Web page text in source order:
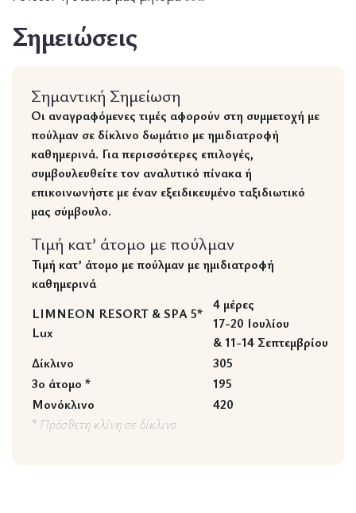
Σημειώσεις
Σημαντική Σημείωση
Οι αναγραφόμενες τιμές αφορούν στη συμμετοχή με
πούλμαν σε δίκλινο δωμάτιο με ημιδιατροφή
καθημερινά. Για περισσότερες επιλογές,
συμβουλευθείτε τον αναλυτικό πίνακα ή
επικοινωνήστε με έναν εξειδικευμένο ταξιδιωτικό
μας σύμβουλο.
Τιμή κατ’ άτομο με πούλμαν
Τιμή κατ’ άτομο με πούλμαν με ημιδιατροφή
καθημερινά
LIMNEON RESORT & SPA 5*
Lux
4 μέρες
17-20 Ιουλίου
& 11-14 Σεπτεμβρίου
Δίκλινο
305
3ο άτομο *
195
Μονόκλινο
420
*Πρόσθετη κλίνη σε δίκλινο